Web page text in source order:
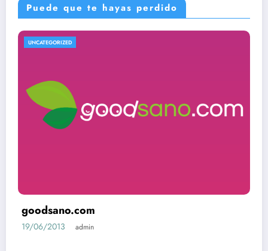
Puede que te hayas perdido
UNCATEGORIZED
goodsano.com
19/06/2013 admin